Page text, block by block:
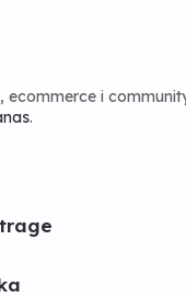
ecommerce i
.